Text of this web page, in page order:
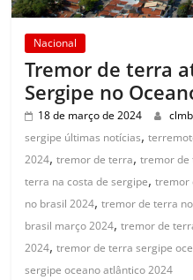
Nacional
Tremor de terra
Sergipe no
18 de março de 2024
sergipe últimas notícias,
2024,tremor de terra,tremor de
terra na costa de sergipe,tremor
no brasil 2024,tremor de terra
brasil março 2024,tremor de
2024,tremor de terra sergipe
sergipe oceano atlântico 2024